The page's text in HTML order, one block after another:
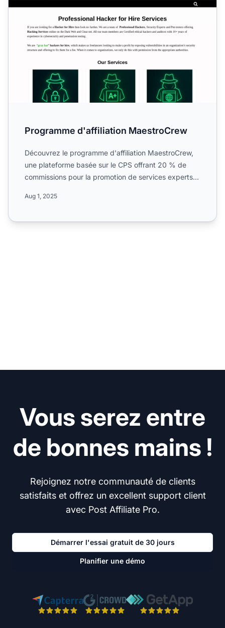
Programme d'affiliation MaestroCrew
Découvrez le programme d'affiliation MaestroCrew,
une plateforme basée sur le CPS offrant 20 % de
commissions pour la promotion de services experts
Aug 1, 2025
Vous serez entre
de bonnes mains !
Rejoignez notre communauté de clients
satisfaits et offrez un excellent support client
avec Post Affiliate Pro.
Démarrer l'essai gratuit de 30 jours
Planifier une démo